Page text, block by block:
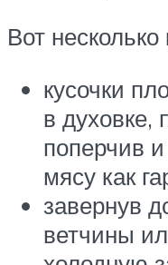
Вот
кусочки
в духовке,
поперчив
мясу как
завернув
ветчины